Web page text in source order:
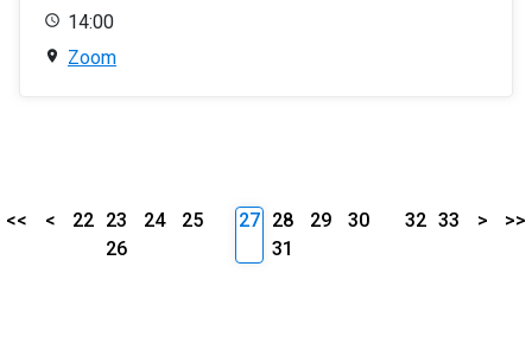
14:00
Zoom
<< < 22 23 24
25
26
27 28 29
30
31
32 33 > >>